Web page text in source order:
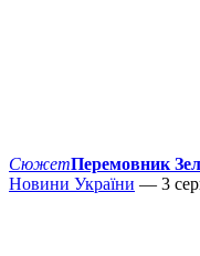
СюжетПеремовник
Новини України — 3